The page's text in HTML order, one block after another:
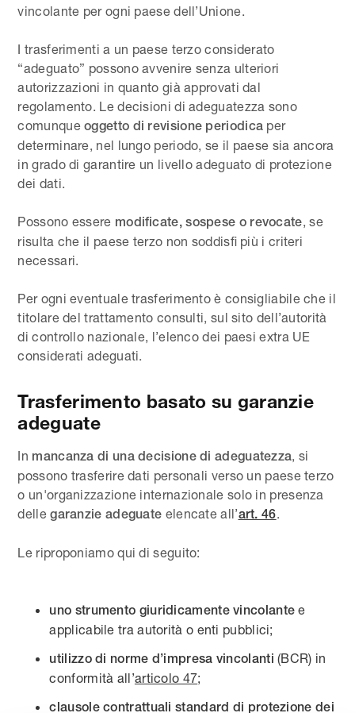
vincolante per ogni paese dell’Unione.
I trasferimenti a un paese terzo considerato
“adeguato” possono avvenire senza ulteriori
autorizzazioni in quanto già approvati dal
regolamento. Le decisioni di adeguatezza sono
comunqueoggetto di revisione periodica per
determinare, nel lungo periodo, se il paese sia ancora
in grado di garantire un livello adeguato di protezione
dei dati.
Possono essere modificate, sospese o revocate, se
risulta che il paese terzo non soddisfi più i criteri
necessari.
Per ogni eventuale trasferimento è consigliabile che il
titolare del trattamento consulti, sul sito dell’autorità
di controllo nazionale, l’elenco dei paesi extra UE
considerati adeguati.
Trasferimento basato su garanzie
adeguate
In mancanza di una decisione di adeguatezza, si
possono trasferire dati personali verso un paese terzo
o un'organizzazione internazionale solo in presenza
dellegaranzie adeguate elencate all’art. 46.
Le riproponiamo qui di seguito:
uno strumento giuridicamente vincolante e
applicabile tra autorità o enti pubblici;
utilizzo di norme d’impresa vincolanti (BCR) in
conformità all’articolo 47;
clausole contrattuali standard di protezione dei